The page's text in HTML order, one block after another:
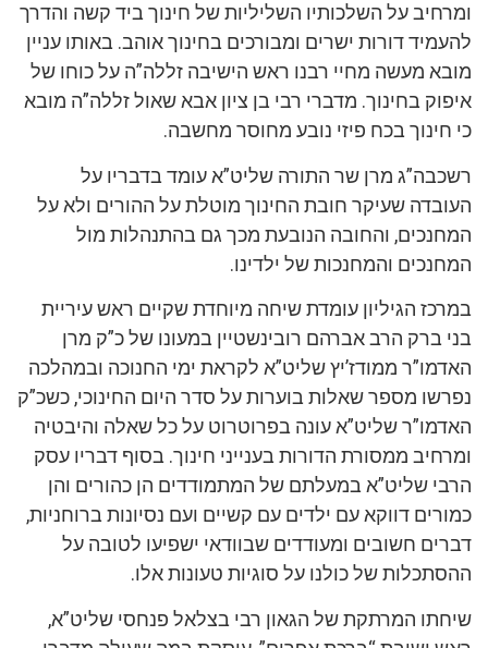
ומרחיב על השלכותיו השליליות של חינוך ביד קשה והדרך
להעמיד דורות ישרים ומבורכים בחינוך אוהב. באותו עניין
מובא מעשה מחיי רבנו ראש הישיבה זללה”ה על כוחו של
איפוק בחינוך. מדברי רבי בן ציון אבא שאול זללה”ה מובא
כי חינוך בכח פיזי נובע מחוסר מחשבה.
רשכבה”ג מרן שר התורה שליט”א עומד בדבריו על
העובדה שעיקר חובת החינוך מוטלת על ההורים ולא על
המחנכים, והחובה הנובעת מכך גם בהתנהלות מול
המחנכים והמחנכות של ילדינו.
במרכז הגיליון עומדת שיחה מיוחדת שקיים ראש עיריית
בני ברק הרב אברהם רובינשטיין במעונו של כ”ק מרן
האדמו”ר ממודז’יץ שליט”א לקראת ימי החנוכה ובמהלכה
נפרשו מספר שאלות בוערות על סדר היום החינוכי, כשכ”ק
האדמו”ר שליט”א עונה בפרוטרוט על כל שאלה והיבטיה
ומרחיב ממסורת הדורות בענייני חינוך. בסוף דבריו עסק
הרבי שליט”א במעלתם של המתמודדים הן כהורים והן
כמורים דווקא עם ילדים עם קשיים ועם נסיונות ברוחניות,
דברים חשובים ומעודדים שבוודאי ישפיעו לטובה על
ההסתכלות של כולנו על סוגיות טעונות אלו.
שיחתו המרתקת של הגאון רבי בצלאל פנחסי שליט”א,